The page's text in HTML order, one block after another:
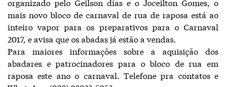
mais novo bloco de carnaval de rua de raposa está ao
inteiro vapor para os preparativos para o Carnaval
2017, e avisa que os abadas já estão a vendas.
Para maiores informações sobre a aquisição dos
abadares e patrocinadores para o bloco de rua em
raposa este ano o carnaval. Telefone pra contatos e